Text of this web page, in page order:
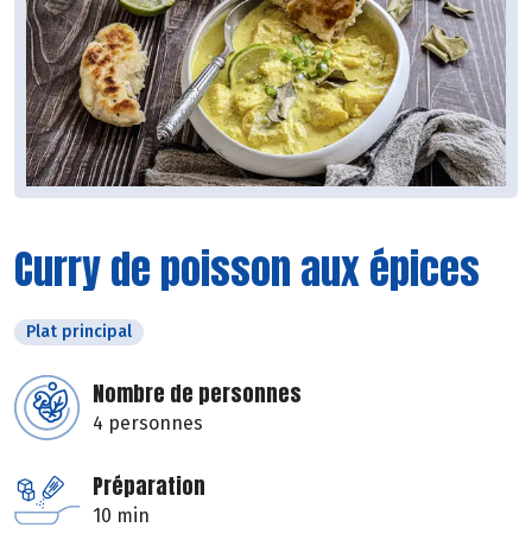
Curry de poisson aux épices
Plat principal
Nombre de personnes
4 personnes
Préparation
10 min